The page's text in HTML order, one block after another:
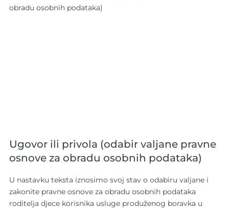
Ugovor ili privola (odabir valjane pravne
osnove za obradu osobnih podataka)
U nastavku teksta iznosimo svoj stav o odabiru valjane i
zakonite pravne osnove za obradu osobnih podataka
roditelja djece korisnika usluge produženog boravka u